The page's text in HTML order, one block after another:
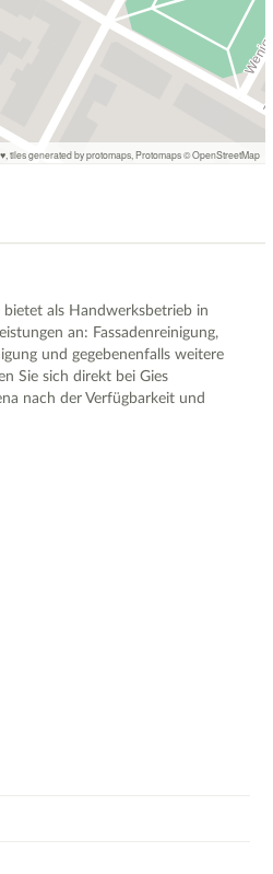
tiles generated by protomaps Protomaps©OpenStreetMap
als Handwerksbetrieb in
an: Fassadenreinigung,
und gegebenenfalls weitere
Sie sich direkt bei Gies
nach der Verfügbarkeit und